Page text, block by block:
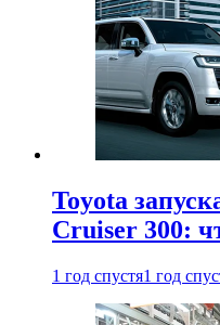
Toyota
Cruiser 300:
1 год спустя1 год